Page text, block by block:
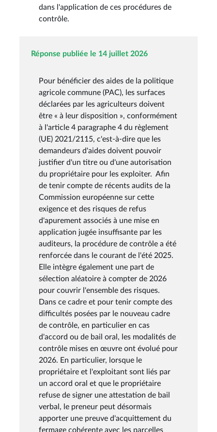
dans l'application de ces procédures de
contrôle.
Réponse publiée le 14 juillet 2026
Pour bénéficier des aides de la politique
agricole commune (PAC), les surfaces
déclarées par les agriculteurs doivent
être « à leur disposition », conformément
à l'article 4 paragraphe 4 du règlement
(UE) 2021/2115, c'est-à-dire que les
demandeurs d'aides doivent pouvoir
justifier d'un titre ou d'une autorisation
du propriétaire pour les exploiter. Afin
de tenir compte de récents audits de la
Commission européenne sur cette
exigence et des risques de refus
d'apurement associés à une mise en
application jugée insuffisante par les
auditeurs, la procédure de contrôle a été
renforcée dans le courant de l'été 2025.
Elle intègre également une part de
sélection aléatoire à compter de 2026
pour couvrir l'ensemble des risques.
Dans ce cadre et pour tenir compte des
difficultés posées par le nouveau cadre
de contrôle, en particulier en cas
d'accord ou de bail oral, les modalités de
contrôle mises en œuvre ont évolué pour
2026. En particulier, lorsque le
propriétaire et l'exploitant sont liés par
un accord oral et que le propriétaire
refuse de signer une attestation de bail
verbal, le preneur peut désormais
apporter une preuve d'acquittement du
fermage cohérente avec les parcelles